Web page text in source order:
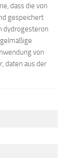
dass die von
gespeichert
dydrogesteron
von
daten aus der